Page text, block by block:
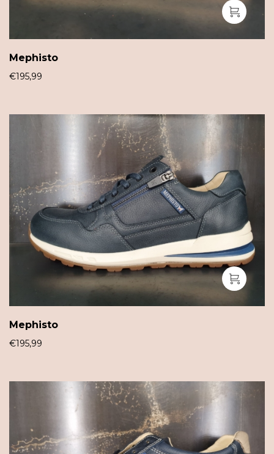
Mephisto
€195,99
Mephisto
€195,99